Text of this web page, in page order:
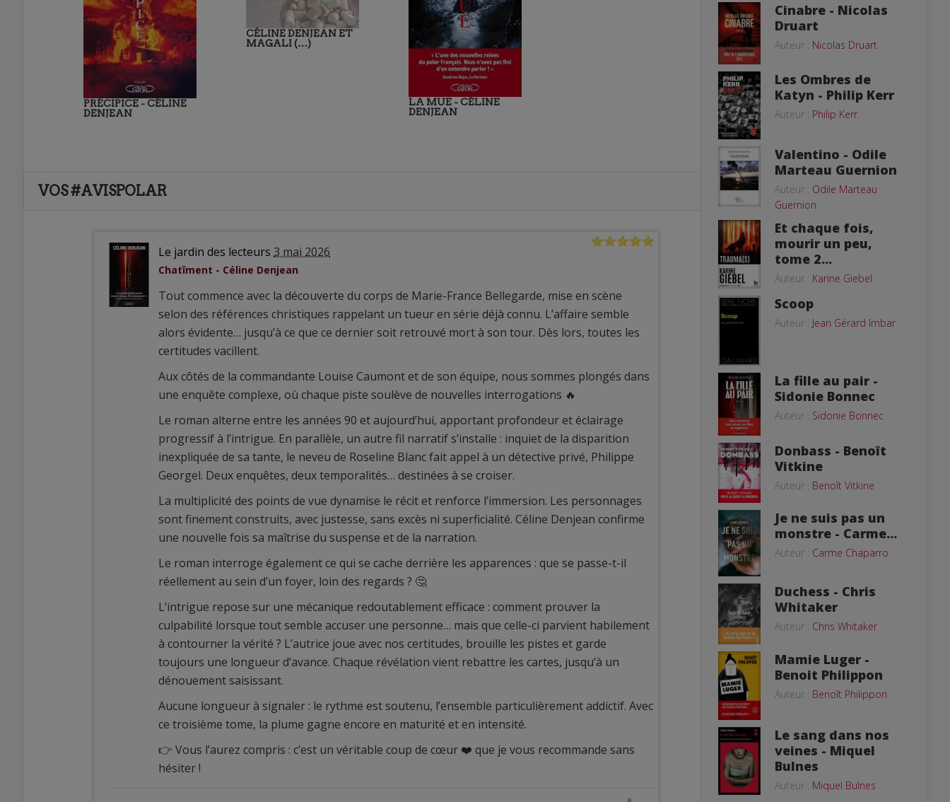
PRÉCIPICE - CÉLINE
DENJEAN
CÉLINE DENJEAN ET
MAGALI (…)
LA MUE - CÉLINE
DENJEAN
VOS #AVISPOLAR
Le jardin des lecteurs 3 mai 2026
Chatîment - Céline Denjean
Tout commence avec la découverte du corps de Marie-France Bellegarde, mise en scène
selon des références christiques rappelant un tueur en série déjà connu. L’affaire semble
alors évidente… jusqu’à ce que ce dernier soit retrouvé mort à son tour. Dès lors, toutes les
certitudes vacillent.
Aux côtés de la commandante Louise Caumont et de son équipe, nous sommes plongés dans
une enquête complexe, où chaque piste soulève de nouvelles interrogations 🔥
Le roman alterne entre les années 90 et aujourd’hui, apportant profondeur et éclairage
progressif à l’intrigue. En parallèle, un autre fil narratif s’installe : inquiet de la disparition
inexpliquée de sa tante, le neveu de Roseline Blanc fait appel à un détective privé, Philippe
Georgel. Deux enquêtes, deux temporalités… destinées à se croiser.
La multiplicité des points de vue dynamise le récit et renforce l’immersion. Les personnages
sont finement construits, avec justesse, sans excès ni superficialité. Céline Denjean confirme
une nouvelle fois sa maîtrise du suspense et de la narration.
Le roman interroge également ce qui se cache derrière les apparences : que se passe-t-il
réellement au sein d’un foyer, loin des regards ? 🤔
L’intrigue repose sur une mécanique redoutablement efficace : comment prouver la
culpabilité lorsque tout semble accuser une personne… mais que celle-ci parvient habilement
à contourner la vérité ? L’autrice joue avec nos certitudes, brouille les pistes et garde
toujours une longueur d’avance. Chaque révélation vient rebattre les cartes, jusqu’à un
dénouement saisissant.
Aucune longueur à signaler : le rythme est soutenu, l’ensemble particulièrement addictif. Avec
ce troisième tome, la plume gagne encore en maturité et en intensité.
👉 Vous l’aurez compris : c’est un véritable coup de cœur ❤️ que je vous recommande sans
hésiter !
Cinabre - Nicolas
Druart
Auteur : Nicolas Druart
Les Ombres de
Katyn - Philip Kerr
Auteur : Philip Kerr
Valentino - Odile
Marteau Guernion
Auteur : Odile Marteau
Guernion
Et chaque fois,
mourir un peu,
tome 2...
Auteur : Karine Giebel
Scoop
Auteur : Jean Gérard Imbar
La fille au pair -
Sidonie Bonnec
Auteur : Sidonie Bonnec
Donbass - Benoît
Vitkine
Auteur : Benoît Vitkine
Je ne suis pas un
monstre - Carme...
Auteur : Carme Chaparro
Duchess - Chris
Whitaker
Auteur : Chris Whitaker
Mamie Luger -
Benoit Philippon
Auteur : Benoît Philippon
Le sang dans nos
veines - Miquel
Bulnes
Auteur : Miquel Bulnes